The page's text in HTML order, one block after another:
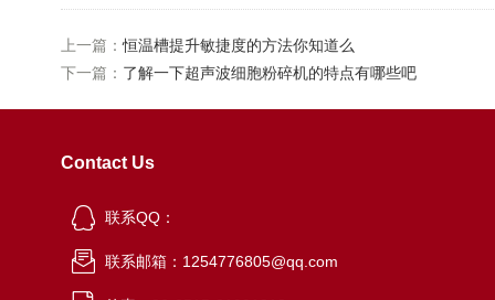
上一篇：恒温槽提升敏捷度的方法你知道么
下一篇： 了解一下超声波细胞粉碎机的特点有哪些吧
Contact Us
联系QQ：
联系邮箱：1254776805@qq.com